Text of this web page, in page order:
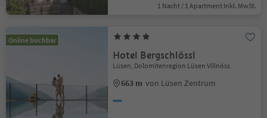
1 Nacht / 1 Apartment Inkl. MwSt.
Online buchbar
Hotel Bergschlössl
Lüsen, Dolomitenregion Lüsen Villnöss
663 m von Lüsen Zentrum